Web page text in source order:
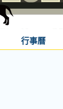
行事曆